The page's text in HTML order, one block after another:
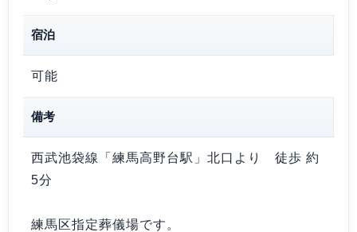
宿泊
可能
備考
西武池袋線「練馬高野台駅」北口より 徒歩 約
5分
練馬区指定葬儀場です。